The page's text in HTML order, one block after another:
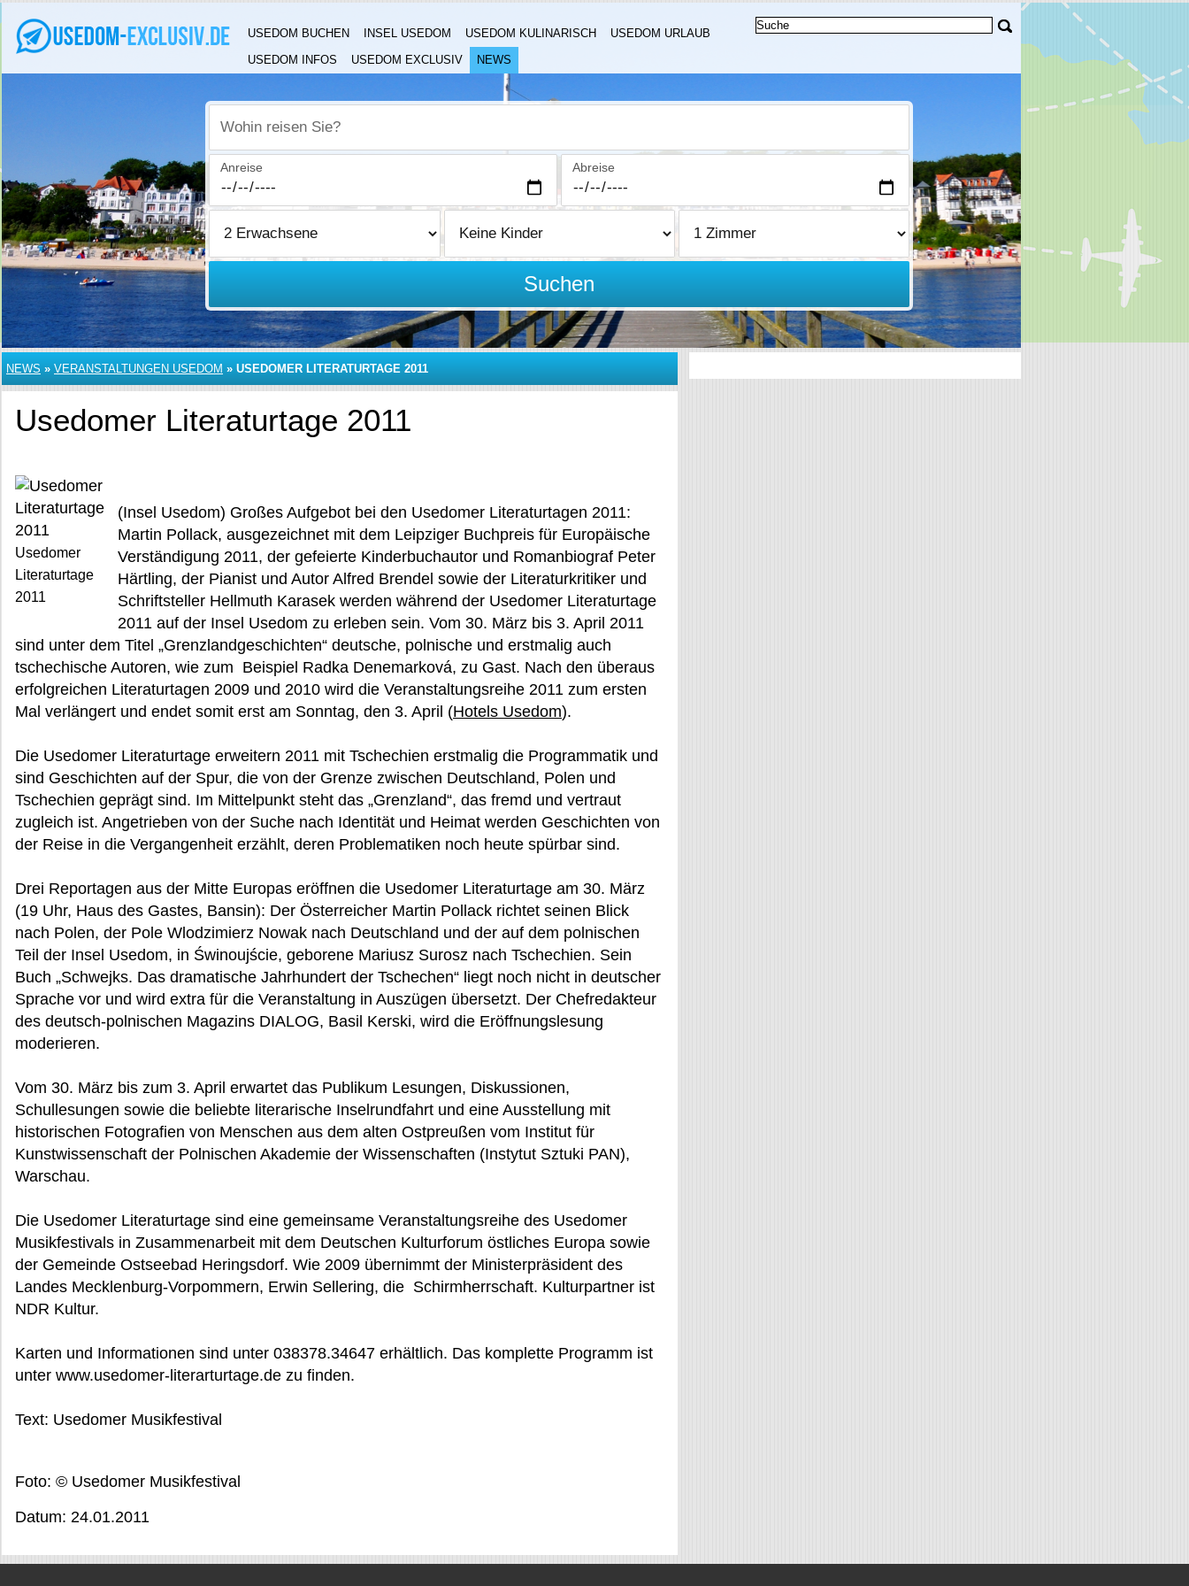
USEDOM BUCHEN INSEL USEDOM USEDOM KULINARISCH
USEDOM URLAUB
USEDOM INFOS
USEDOM EXCLUSIV NEWS
Wohin reisen Sie?
Anreise Abreise
Suchen
NEWS » VERANSTALTUNGEN USEDOM » USEDOMER LITERATURTAGE 2011
Usedomer Literaturtage 2011
Usedomer
Literaturtage
2011
(Insel Usedom) Großes Aufgebot bei den Usedomer Literaturtagen 2011:
Martin Pollack, ausgezeichnet mit dem Leipziger Buchpreis für Europäische
Verständigung 2011, der gefeierte Kinderbuchautor und Romanbiograf Peter
Härtling, der Pianist und Autor Alfred Brendel sowie der Literaturkritiker und
Schriftsteller Hellmuth Karasek werden während der Usedomer Literaturtage
2011 auf der Insel Usedom zu erleben sein. Vom 30. März bis 3. April 2011
sind unter dem Titel „Grenzlandgeschichten“ deutsche, polnische und erstmalig auch
tschechische Autoren, wie zum Beispiel Radka Denemarková, zu Gast. Nach den überaus
erfolgreichen Literaturtagen 2009 und 2010 wird die Veranstaltungsreihe 2011 zum ersten
Mal verlängert und endet somit erst am Sonntag, den 3. April (Hotels Usedom).
Die Usedomer Literaturtage erweitern 2011 mit Tschechien erstmalig die Programmatik und
sind Geschichten auf der Spur, die von der Grenze zwischen Deutschland, Polen und
Tschechien geprägt sind. Im Mittelpunkt steht das „Grenzland“, das fremd und vertraut
zugleich ist. Angetrieben von der Suche nach Identität und Heimat werden Geschichten von
der Reise in die Vergangenheit erzählt, deren Problematiken noch heute spürbar sind.
Drei Reportagen aus der Mitte Europas eröffnen die Usedomer Literaturtage am 30. März
(19 Uhr, Haus des Gastes, Bansin): Der Österreicher Martin Pollack richtet seinen Blick
nach Polen, der Pole Wlodzimierz Nowak nach Deutschland und der auf dem polnischen
Teil der Insel Usedom, in Świnoujście, geborene Mariusz Surosz nach Tschechien. Sein
Buch „Schwejks. Das dramatische Jahrhundert der Tschechen“ liegt noch nicht in deutscher
Sprache vor und wird extra für die Veranstaltung in Auszügen übersetzt. Der Chefredakteur
des deutsch-polnischen Magazins DIALOG, Basil Kerski, wird die Eröffnungslesung
moderieren.
Vom 30. März bis zum 3. April erwartet das Publikum Lesungen, Diskussionen,
Schullesungen sowie die beliebte literarische Inselrundfahrt und eine Ausstellung mit
historischen Fotografien von Menschen aus dem alten Ostpreußen vom Institut für
Kunstwissenschaft der Polnischen Akademie der Wissenschaften (Instytut Sztuki PAN),
Warschau.
Die Usedomer Literaturtage sind eine gemeinsame Veranstaltungsreihe des Usedomer
Musikfestivals in Zusammenarbeit mit dem Deutschen Kulturforum östliches Europa sowie
der Gemeinde Ostseebad Heringsdorf. Wie 2009 übernimmt der Ministerpräsident des
Landes Mecklenburg-Vorpommern, Erwin Sellering, die Schirmherrschaft. Kulturpartner ist
NDR Kultur.
Karten und Informationen sind unter 038378.34647 erhältlich. Das komplette Programm ist
unter www.usedomer-literarturtage.de zu finden.
Text: Usedomer Musikfestival
Foto: © Usedomer Musikfestival
Datum: 24.01.2011